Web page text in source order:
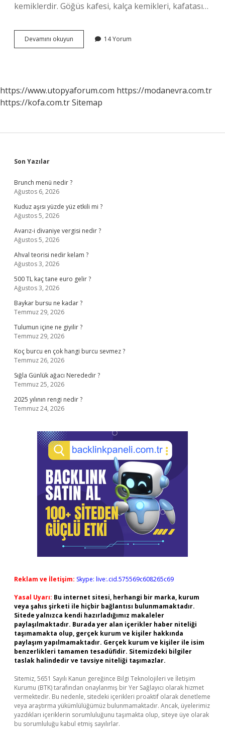
kemiklerdir. Göğüs kafesi, kalça kemikleri, kafatası…
Devamını okuyun
Kemiği
14 Yorum
https://www.utopyaforum.com https://modanevra.com.tr
https://kofa.com.trSitemap
Sidebar
Son Yazılar
Brunch menü nedir ?
Ağustos 6, 2026
Kuduz aşısı yüzde yüz etkili mi ?
Ağustos 5, 2026
Avarız-i divaniye vergisi nedir ?
Ağustos 5, 2026
Ahval teorisi nedir kelam ?
Ağustos 3, 2026
500 TL kaç tane euro gelir ?
Ağustos 3, 2026
Baykar bursu ne kadar ?
Temmuz 29, 2026
Tulumun içine ne giyilir ?
Temmuz 29, 2026
Koç burcu en çok hangi burcu sevmez ?
Temmuz 26, 2026
Sığla Günlük ağacı Nerededir ?
Temmuz 25, 2026
2025 yılının rengi nedir ?
Temmuz 24, 2026
Reklam ve İletişim: Skype: live:.cid.575569c608265c69
Yasal Uyarı: Bu internet sitesi, herhangi bir marka, kurum
veya şahıs şirketi ile hiçbir bağlantısı bulunmamaktadır.
Sitede yalnızca kendi hazırladığımız makaleler
paylaşılmaktadır. Burada yer alan içerikler haber niteliği
taşımamakta olup, gerçek kurum ve kişiler hakkında
paylaşım yapılmamaktadır. Gerçek kurum ve kişiler ile isim
benzerlikleri tamamen tesadüfidir. Sitemizdeki bilgiler
taslak halindedir ve tavsiye niteliği taşımazlar.
Sitemiz, 5651 Sayılı Kanun gereğince Bilgi Teknolojileri ve İletişim
Kurumu (BTK) tarafından onaylanmış bir Yer Sağlayıcı olarak hizmet
vermektedir. Bu nedenle, sitedeki içerikleri proaktif olarak denetleme
veya araştırma yükümlülüğümüz bulunmamaktadır. Ancak, üyelerimiz
yazdıkları içeriklerin sorumluluğunu taşımakta olup, siteye üye olarak
bu sorumluluğu kabul etmiş sayılırlar.